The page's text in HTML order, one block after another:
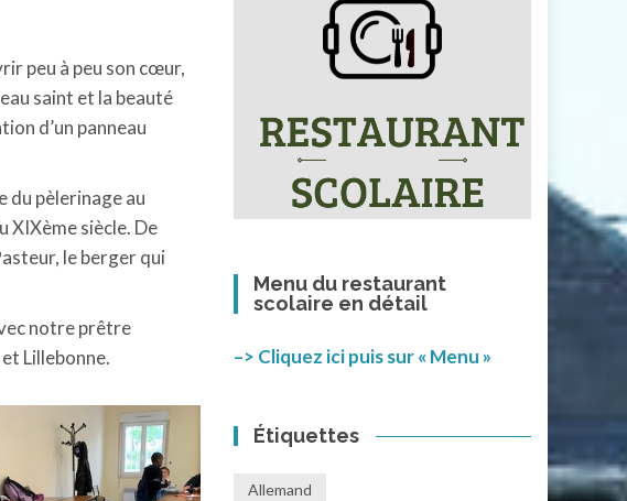
peu à peu son cœur,
saint et la beauté
d’un panneau
du pèlerinage au
siècle. De
le berger qui
notre prêtre
Lillebonne.
Menu du restaurant
scolaire en détail
–> Cliquez ici puis sur « Menu »
Étiquettes
Allemand